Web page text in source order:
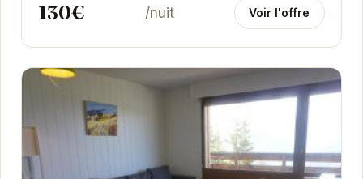
idéal pour...
130€ /nuit Voir l'offre